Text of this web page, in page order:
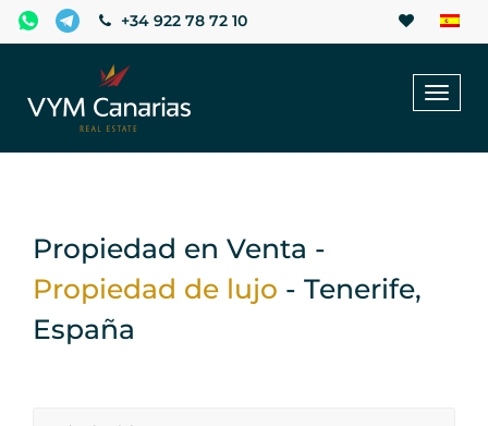
+34 922 78 72 10
Propiedad en Venta -
Propiedad de lujo - Tenerife,
España